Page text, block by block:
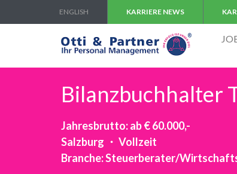
ENGLISH KARRIERE NEWS
Bilanzbuchhalter
Jahresbrutto: ab € 60.000,-
Salzburg ・ Vollzeit
Branche: Steuerberater/